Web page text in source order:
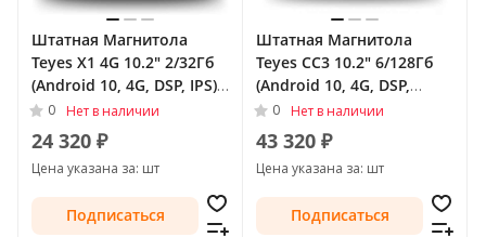
Штатная Магнитола
Teyes X1 4G 10.2" 2/32Гб
(Android 10, 4G, DSP, IPS)
для Volkswagen Tiguan II
2016 - 2021 Тип-A
0 Нет в наличии
24 320 ₽
Цена указана за: шт
Подписаться
Штатная Магнитола
Teyes CC3 10.2" 6/128Гб
(Android 10, 4G, DSP,
QLed) для Volkswagen
Tiguan II 2016 - 2021 Тип-A
0 Нет в наличии
43 320 ₽
Цена указана за: шт
Подписаться